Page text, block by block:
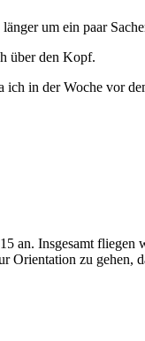
um ein paar
über den Kopf.
in der Woche vor
an. Insgesamt fliegen
zu gehen,